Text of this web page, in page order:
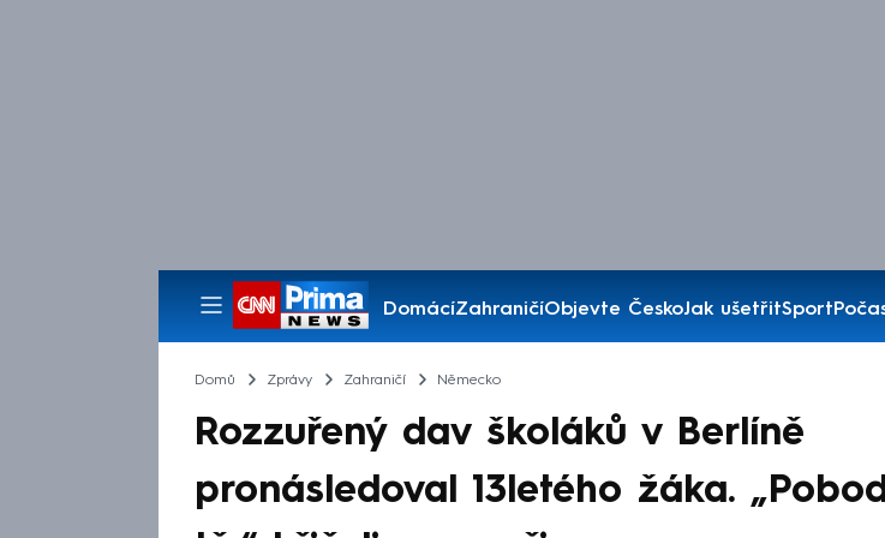
DomácíZahraničíObjevte ČeskoJak ušetřitSport
Pořady
Domů Zprávy Zahraničí Německo
Rozzuřený dav školáků v Berlíně
pronásledoval 13letého žáka.